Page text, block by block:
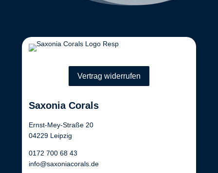
Vertrag widerrufen
Saxonia Corals
Ernst-Mey-Straße 20
04229 Leipzig
0172 700 68 43
info@saxoniacorals.de